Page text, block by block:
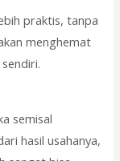
praktis, tanpa
menghemat
semisal
hasil usahanya,